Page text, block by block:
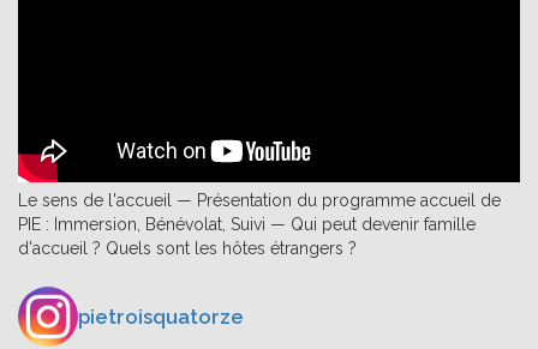
Le sens de l'accueil — Présentation du programme accueil de
PIE : Immersion, Bénévolat, Suivi — Qui peut devenir famille
d'accueil ? Quels sont les hôtes étrangers ?
pietroisquatorze